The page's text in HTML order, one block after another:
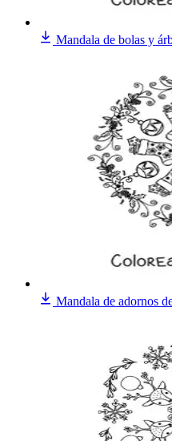
Mandala de bolas y
Mandala de adornos